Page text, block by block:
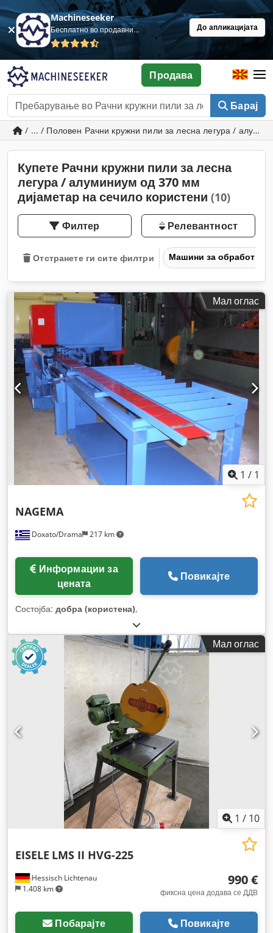
Machineseeker
Бесплатно во продавница До апликацијата
Барај
Продава
/ ... / Половен Рачни кружни пили за лесна легура /
Купете Рачни кружни пили за лесна
легура / алуминиум од 370 мм
дијаметар на сечило користени (10)
Филтер Релевантност
Отстранете ги сите филтри Машини за обработка
Мал оглас
1 / 1
Doxato/Drama 217 km
NAGEMA
цената
Повикајте
Состојба: добра (користена),
Мал оглас
1 / 10
Hessisch Lichtenau
1.408 km
EISELE LMS II HVG-225
990 €
фиксна цена додава се ДДВ
Побарајте Повикајте